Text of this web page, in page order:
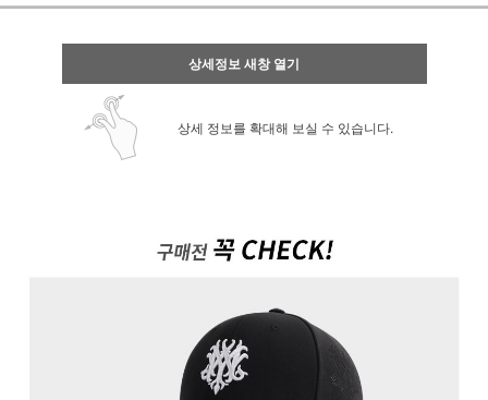
상세정보 새창 열기
상세 정보를 확대해 보실 수 있습니다.